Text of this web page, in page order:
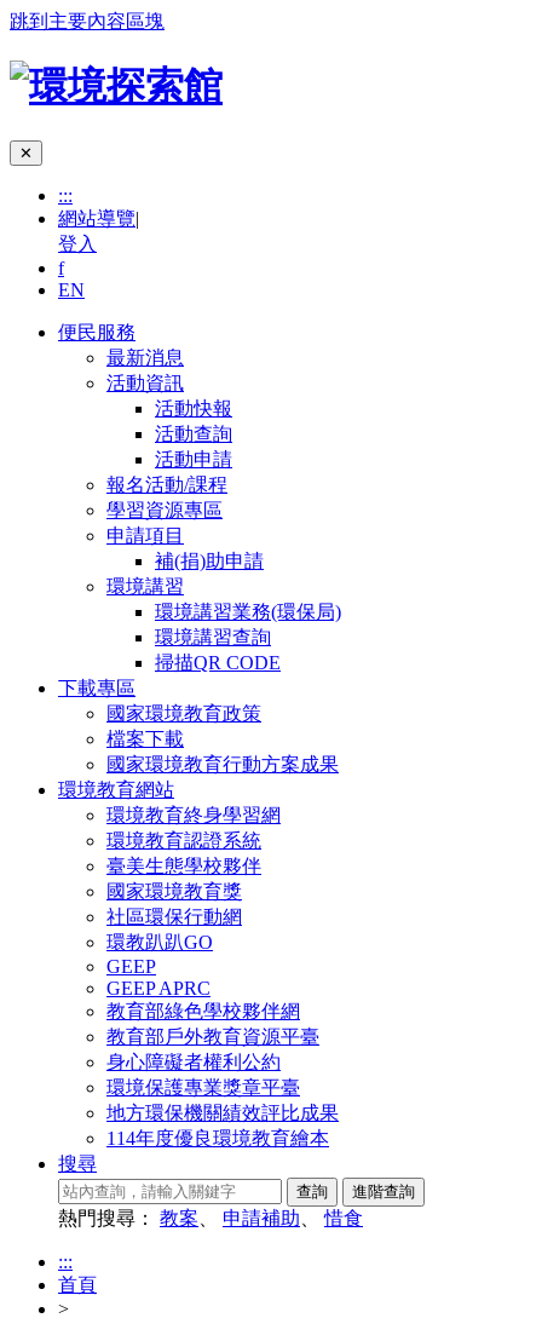
跳到主要內容區塊
✕
:::
網站導覽|
登入
f
EN
便民服務
最新消息
活動資訊
活動快報
活動查詢
活動申請
報名活動/課程
學習資源專區
申請項目
補(捐)助申請
環境講習
環境講習業務(環保局)
環境講習查詢
掃描QR CODE
下載專區
國家環境教育政策
檔案下載
國家環境教育行動方案成果
環境教育網站
環境教育終身學習網
環境教育認證系統
臺美生態學校夥伴
國家環境教育獎
社區環保行動網
環教趴趴GO
GEEP
GEEP APRC
教育部綠色學校夥伴網
教育部戶外教育資源平臺
身心障礙者權利公約
環境保護專業獎章平臺
地方環保機關績效評比成果
114年度優良環境教育繪本
搜尋
熱門搜尋： 教案 申請補助 、惜食
:::
首頁
>